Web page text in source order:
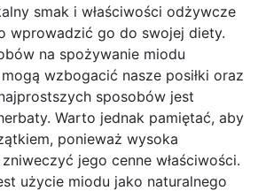
smak i właściwości odżywcze
wprowadzić go do swojej diety.
na spożywanie miodu
wzbogacić nasze posiłki oraz
sposobów jest
Warto jednak pamiętać, aby
ponieważ wysoka
jego cenne właściwości.
użycie miodu jako naturalnego